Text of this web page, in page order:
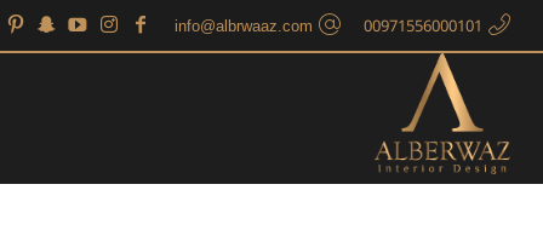
00971556000101
info@albrwaaz.com